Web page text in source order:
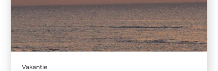
Vakantie